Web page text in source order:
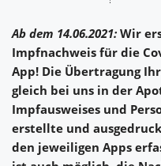
Ab dem 14.06.2021: Wir
Impfnachweis für die
App! Die Übertragung
gleich bei uns in der
Impfausweises und
erstellte und
den jeweiligen Apps